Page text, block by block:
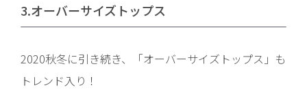
3.オーバーサイズトップス
2020秋冬に引き続き、「オーバーサイズトップス」も
トレンド入り！